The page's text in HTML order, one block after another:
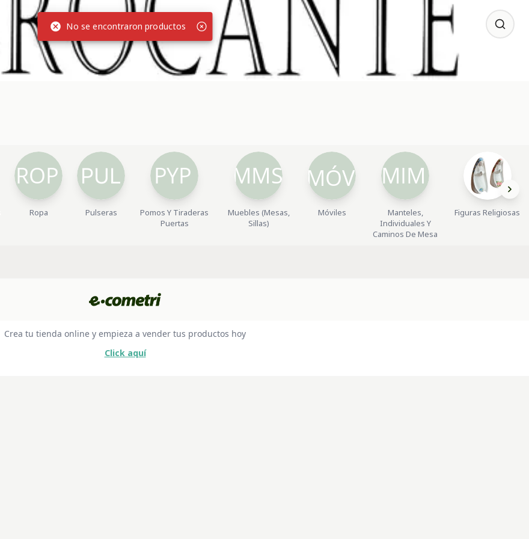
Ropa Pulseras
Pomos Y Tiraderas
Puertas
Muebles (Mesas,
Sillas)
Móviles
Manteles,
Individuales Y
Caminos De Mesa
Figuras Religiosas
Crea tu tienda online y empieza a vender tus productos hoy
Click aquí
No se encontraron productos